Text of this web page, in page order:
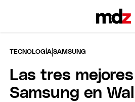
TECNOLOGÍA |SAMSUNG
Las tres
Samsung en